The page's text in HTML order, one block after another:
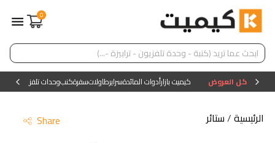
0
كل العروض كيميت بازارأدوات المائدةسرايرطاولاتسفرةكنبوحدات تلفزيون
الرئيسية/ستائر Share